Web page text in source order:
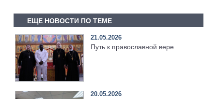
ЕЩЕ НОВОСТИ ПО ТЕМЕ
21.05.2026
Путь к православной вере
20.05.2026